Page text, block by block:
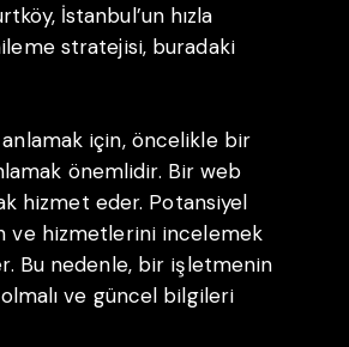
İstanbul’un hızla
stratejisi, buradaki
için, öncelikle bir
önemlidir. Bir web
hizmet eder. Potansiyel
ve hizmetlerini incelemek
Bu nedenle, bir işletmenin
olmalı ve güncel bilgileri